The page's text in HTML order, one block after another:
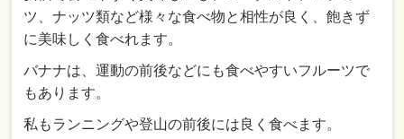
ツ、ナッツ類など様々な食べ物と相性が良く、飽きず
に美味しく食べれます。
バナナは、運動の前後などにも食べやすいフルーツで
もあります。
私もランニングや登山の前後には良く食べます。